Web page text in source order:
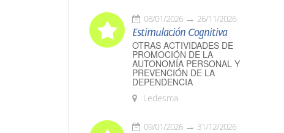
08/01/2026 26/11/2026
Estimulación Cognitiva
OTRAS ACTIVIDADES DE
PROMOCIÓN DE LA
AUTONOMÍA PERSONAL Y
PREVENCIÓN DE LA
DEPENDENCIA
Ledesma
09/01/2026 31/12/2026